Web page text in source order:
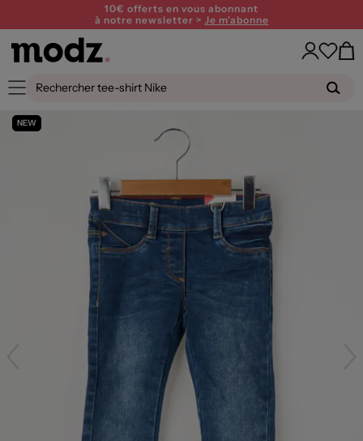
10€ offerts en vous abonnant
à notre newsletter > Je m'abonne
NEW